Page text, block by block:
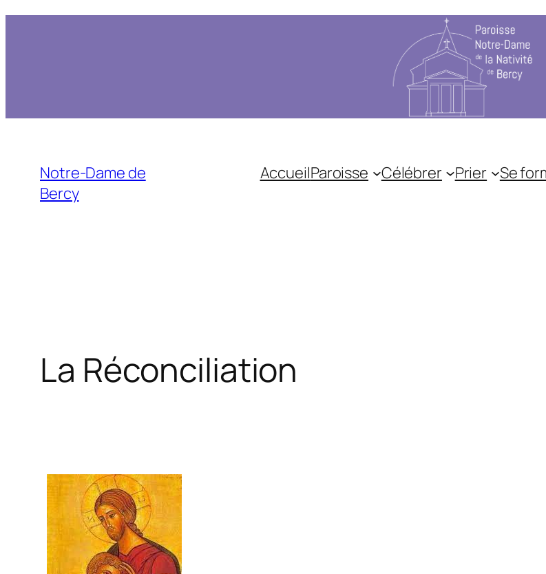
Notre-Dame de
Bercy
AccueilParoisse Célébrer Prier Se
La Réconciliation